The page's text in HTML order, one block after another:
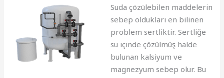
Suda çözülebilen maddelerin
sebep oldukları en bilinen
problem sertliktir. Sertliğe
su içinde çözülmüş halde
bulunan kalsiyum ve
magnezyum sebep olur. Bu